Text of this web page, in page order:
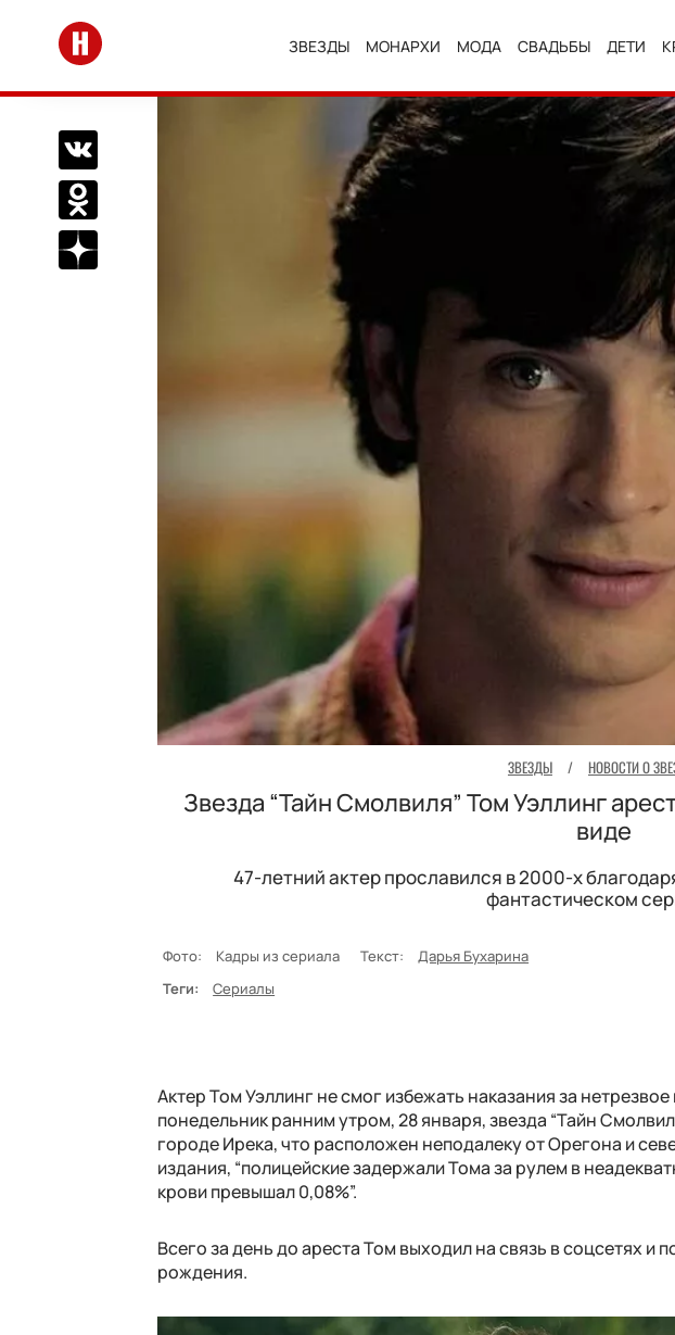
Перейти на главную
ЗВЕЗДЫ МОНАРХИ МОДА СВАДЬБЫ ДЕТИ
Поделиться Вконтакте
Поделиться в Одноклассниках
Подписаться на нас в Дзен
ЗВЕЗДЫ / НОВОСТИ О
Звезда “Тайн Смолвиля” Том Уэллинг
виде
47-летний актер прославился в 2000-х
фантастическом
Фото: Кадры из сериала Текст: Дарья Бухарина
Теги:
Сериалы
Актер Том Уэллинг не смог избежать наказания за
понедельник ранним утром, 28 января, звезда “Тайн
городе Ирека, что расположен неподалеку от Орегона и
издания, “полицейские задержали Тома за рулем в
крови превышал 0,08%”.
Всего за день до ареста Том выходил на связь в соцсетях и
рождения.